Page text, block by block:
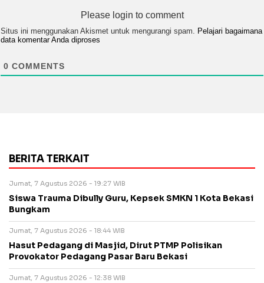
Please login to comment
Situs ini menggunakan Akismet untuk mengurangi spam. Pelajari bagaimana
data komentar Anda diproses
0 COMMENTS
BERITA TERKAIT
Jumat, 7 Agustus 2026 - 19:27 WIB
Siswa Trauma Dibully Guru, Kepsek SMKN 1 Kota Bekasi
Bungkam
Jumat, 7 Agustus 2026 - 18:44 WIB
Hasut Pedagang di Masjid, Dirut PTMP Polisikan
Provokator Pedagang Pasar Baru Bekasi
Jumat, 7 Agustus 2026 - 12:38 WIB